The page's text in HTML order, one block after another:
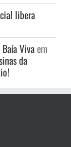
libera
Viva em
da